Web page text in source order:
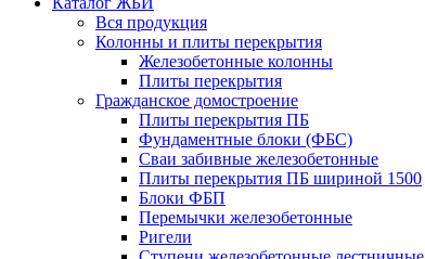
Вся продукция
Колонны и плиты перекрытия
Железобетонные колонны
Плиты перекрытия
Гражданское домостроение
Плиты перекрытия ПБ
Фундаментные блоки (ФБС)
Сваи забивные железобетонные
Плиты перекрытия ПБ шириной 1500
Блоки ФБП
Перемычки железобетонные
Ригели